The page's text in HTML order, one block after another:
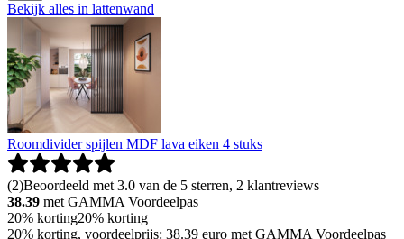
Bekijk alles in lattenwand
Roomdivider spijlen MDF lava eiken 4 stuks
(2)Beoordeeld met 3.0 van de 5 sterren, 2 klantreviews
38.39 met GAMMA Voordeelpas
20% korting20% korting
20% korting, voordeelprijs: 38.39 euro met GAMMA Voordeelpas